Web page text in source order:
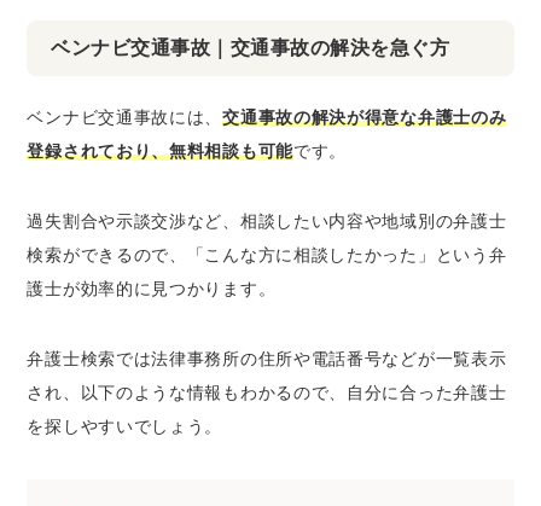
ベンナビ交通事故｜交通事故の解決を急ぐ方
ベンナビ交通事故には、交通事故の解決が得意な弁護士のみ
登録されており、無料相談も可能です。
過失割合や示談交渉など、相談したい内容や地域別の弁護士
検索ができるので、「こんな方に相談したかった」という弁
護士が効率的に見つかります。
弁護士検索では法律事務所の住所や電話番号などが一覧表示
され、以下のような情報もわかるので、自分に合った弁護士
を探しやすいでしょう。